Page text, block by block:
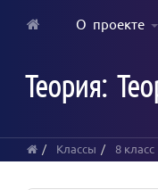
content
О проекте
Теория:
Классы 8 класс